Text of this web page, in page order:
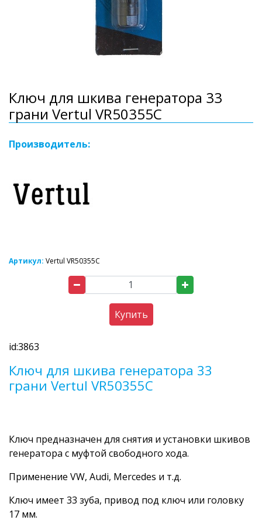
Ключ для шкива генератора 33
грани Vertul VR50355C
Производитель:
Артикул: Vertul VR50355C
Купить
id:3863
Ключ для шкива генератора 33
грани Vertul VR50355C
Ключ предназначен для снятия и установки шкивов
генератора с муфтой свободного хода.
Применение VW, Audi, Mercedes и т.д.
Ключ имеет 33 зуба, привод под ключ или головку
17 мм.